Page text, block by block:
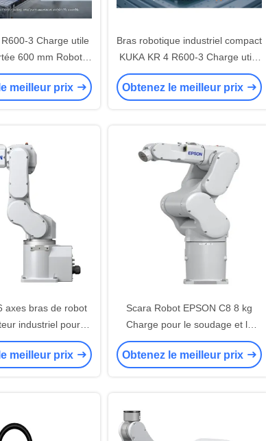
3 Charge utile
600 mm Robot
charge utile
de l'automatisation
meilleur prix
Bras robotique industriel compact
KUKA KR 4 R600-3 Charge utile
4,6 kg Robot d'assemblage
électronique
Obtenez le meilleur prix
axes bras de robot
industriel pour
meilleur prix
Scara Robot EPSON C8 8 kg
Charge pour le soudage et le
montage
Obtenez le meilleur prix